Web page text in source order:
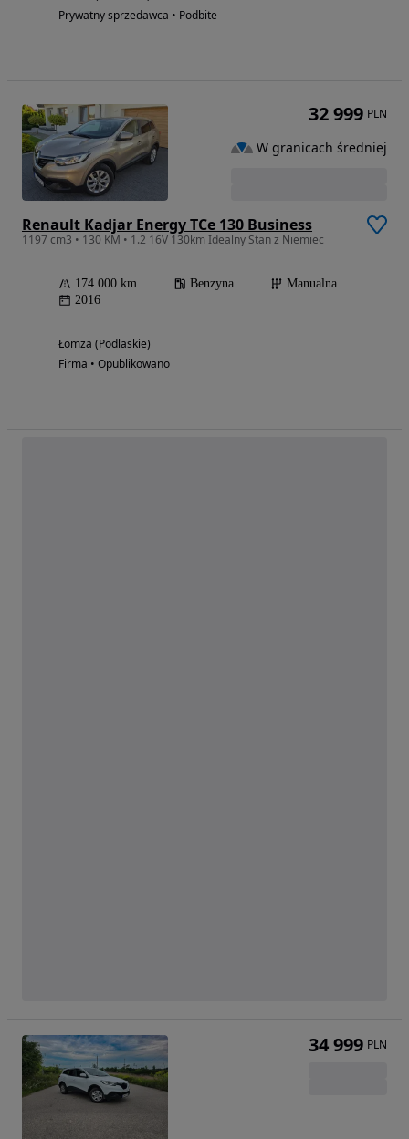
Prywatny sprzedawca • Podbite
Renault Kadjar Energy TCe 130 Business
1197 cm3 • 130 KM • 1.2 16V 130km Idealny Stan z Niemiec
174 000 km Benzyna
Manualna
2016
Łomża (Podlaskie)
Firma • Opublikowano
32 999 PLN
W granicach średniej
34 999 PLN